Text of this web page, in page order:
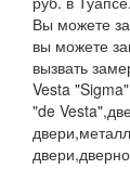
Вы можете
вы можете
вызвать
Vesta
"de